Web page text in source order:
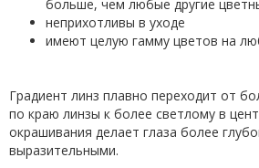
больше, чем любые другие
неприхотливы в уходе
имеют целую гамму цветов на
Градиент линз плавно переходит от
по краю линзы к более светлому в
окрашивания делает глаза более
выразительными.